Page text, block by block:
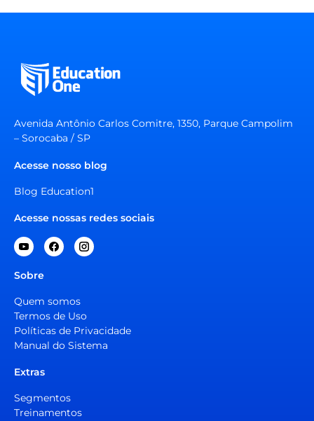
Avenida Antônio Carlos Comitre, 1350, Parque Campolim
– Sorocaba / SP
Acesse nosso blog
Blog Education1
Acesse nossas redes sociais
Sobre
Quem somos
Termos de Uso
Políticas de Privacidade
Manual do Sistema
Extras
Segmentos
Treinamentos